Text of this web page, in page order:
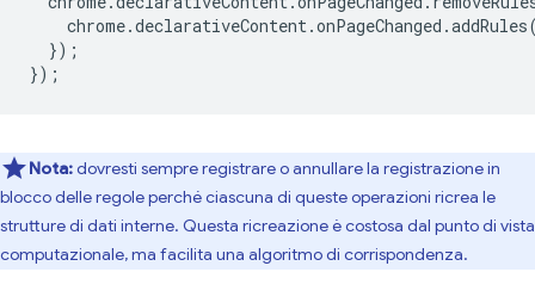
chrome.declarativeContent.onPageChanged .addRules
});
});
Nota:dovresti sempre registrare o annullare la registrazione in
blocco delle regole perché ciascuna di queste operazioni ricrea le
strutture di dati interne. Questa ricreazione è costosa dal punto di vista
computazionale, ma facilita una algoritmo di corrispondenza.